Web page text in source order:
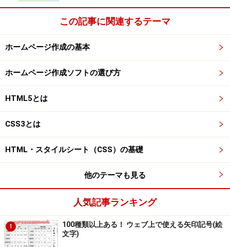
て表示しています。画像の上に重ねられるのは文字だけ
ではありません。このような入力フォームなども含め、
HTMLで掲載できるものなら何でも重ねられます。
■例3：画像に半分だけ掛かるように文字を重ねて「名
羽田上空 HANEDA
上図では、画像の下端の中央に「羽田上空 HANEDA」と
書いたカコミを重ねています。このカコミの内側に書か
文字の部分を範囲選択してみるとよく分かります。ここ
ではカコミの周囲に白いぼかしを加えることで、名札を
見やすくしています。このぼかしもスタイルシートで実
現できます。
この記事に関連するテーマ
ホームページ作成の基本
ホームページ作成ソフトの選び方
HTML5とは
CSS3とは
HTML・スタイルシート（CSS）の基礎
他のテーマも見る
人気記事ランキング
1
100種類以上ある！ ウェブ上で使える矢印記号(絵
文字)